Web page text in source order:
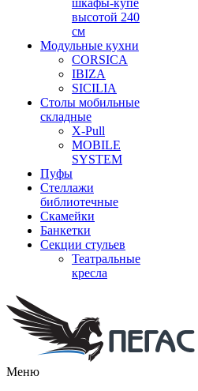
шкафы-купе
высотой 240
см
Модульные кухни
CORSICA
IBIZA
SICILIA
Столы мобильные
складные
X-Pull
MOBILE
SYSTEM
Пуфы
Стеллажи
библиотечные
Скамейки
Банкетки
Секции стульев
Театральные
кресла
Меню